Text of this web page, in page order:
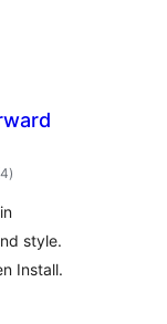
總
評)
style.
Install.